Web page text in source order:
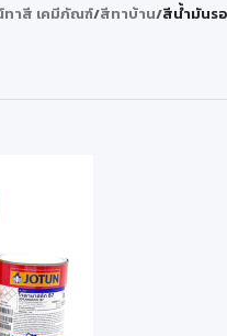
าสี เคมีภัณฑ์/สีทาบ้าน/สีน้ำมันร